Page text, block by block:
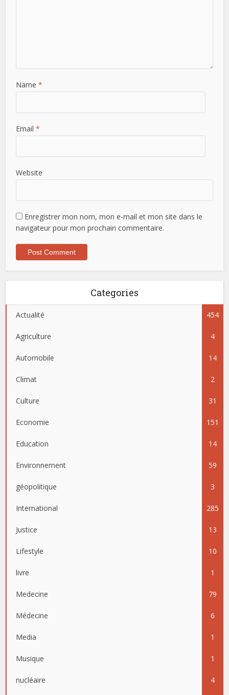
Name *
Email *
Website
Enregistrer mon nom, mon e-mail et mon site dans le
navigateur pour mon prochain commentaire.
Categories
Actualité 454
Agriculture 4
Automobile 14
Climat 2
Culture 31
Economie 151
Education 14
Environnement 59
géopolitique 3
International 285
Justice 13
Lifestyle 10
livre 1
Medecine 79
Médecine 6
Media 1
Musique 1
nucléaire 4